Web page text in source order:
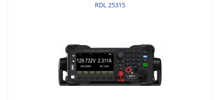
RDL 25315